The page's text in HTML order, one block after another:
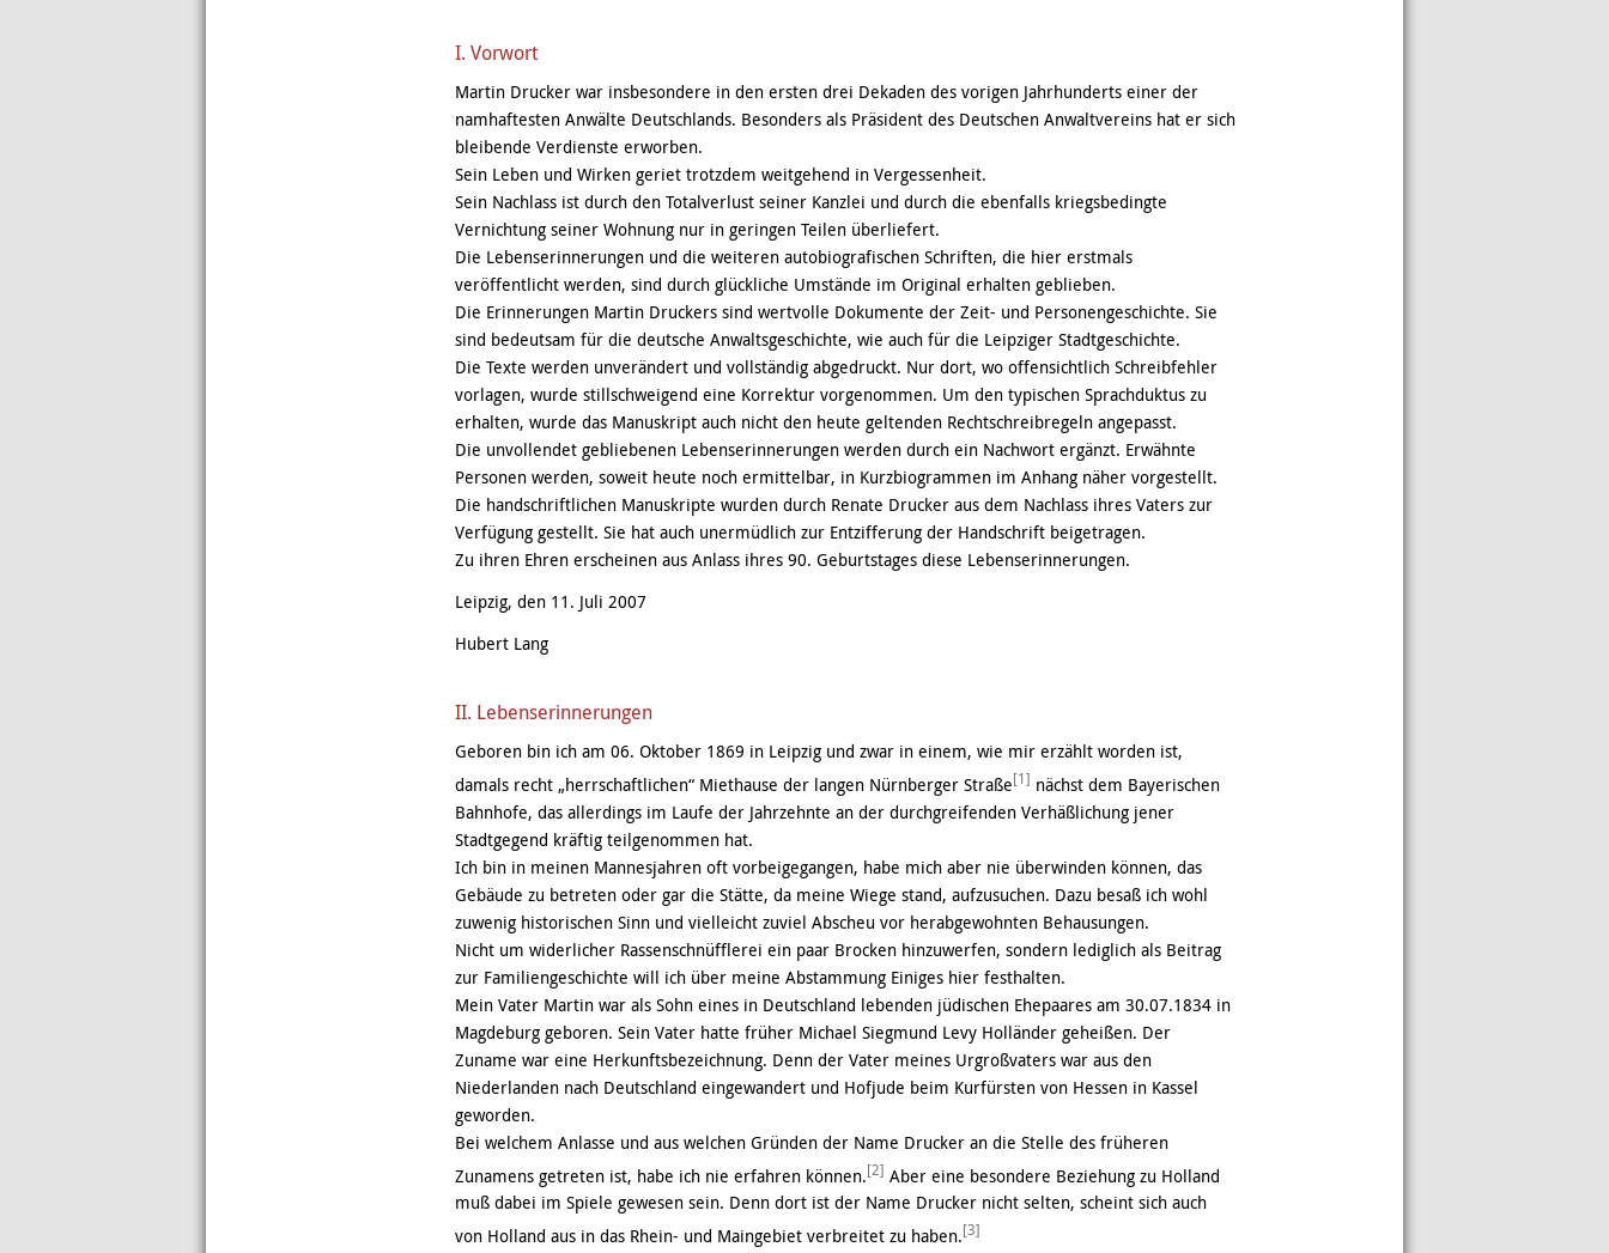
I. Vorwort
Martin Drucker war insbesondere in den ersten drei Dekaden des vorigen Jahrhunderts einer der
namhaftesten Anwälte Deutschlands. Besonders als Präsident des Deutschen Anwaltvereins hat er sich
bleibende Verdienste erworben.
Sein Leben und Wirken geriet trotzdem weitgehend in Vergessenheit.
Sein Nachlass ist durch den Totalverlust seiner Kanzlei und durch die ebenfalls kriegsbedingte
Vernichtung seiner Wohnung nur in geringen Teilen überliefert.
Die Lebenserinnerungen und die weiteren autobiografischen Schriften, die hier erstmals
veröffentlicht werden, sind durch glückliche Umstände im Original erhalten geblieben.
Die Erinnerungen Martin Druckers sind wertvolle Dokumente der Zeit- und Personengeschichte. Sie
sind bedeutsam für die deutsche Anwaltsgeschichte, wie auch für die Leipziger Stadtgeschichte.
Die Texte werden unverändert und vollständig abgedruckt. Nur dort, wo offensichtlich Schreibfehler
vorlagen, wurde stillschweigend eine Korrektur vorgenommen. Um den typischen Sprachduktus zu
erhalten, wurde das Manuskript auch nicht den heute geltenden Rechtschreibregeln angepasst.
Die unvollendet gebliebenen Lebenserinnerungen werden durch ein Nachwort ergänzt. Erwähnte
Personen werden, soweit heute noch ermittelbar, in Kurzbiogrammen im Anhang näher vorgestellt.
Die handschriftlichen Manuskripte wurden durch Renate Drucker aus dem Nachlass ihres Vaters zur
Verfügung gestellt. Sie hat auch unermüdlich zur Entzifferung der Handschrift beigetragen.
Zu ihren Ehren erscheinen aus Anlass ihres 90. Geburtstages diese Lebenserinnerungen.
Leipzig, den 11. Juli 2007
Hubert Lang
II. Lebenserinnerungen
Geboren bin ich am 06. Oktober 1869 in Leipzig und zwar in einem, wie mir erzählt worden ist,
damals recht „herrschaftlichen“ Miethause der langen Nürnberger Straße[1] nächst dem Bayerischen
Bahnhofe, das allerdings im Laufe der Jahrzehnte an der durchgreifenden Verhäßlichung jener
Stadtgegend kräftig teilgenommen hat.
Ich bin in meinen Mannesjahren oft vorbeigegangen, habe mich aber nie überwinden können, das
Gebäude zu betreten oder gar die Stätte, da meine Wiege stand, aufzusuchen. Dazu besaß ich wohl
zuwenig historischen Sinn und vielleicht zuviel Abscheu vor herabgewohnten Behausungen.
Nicht um widerlicher Rassenschnüfflerei ein paar Brocken hinzuwerfen, sondern lediglich als Beitrag
zur Familiengeschichte will ich über meine Abstammung Einiges hier festhalten.
Mein Vater Martin war als Sohn eines in Deutschland lebenden jüdischen Ehepaares am 30.07.1834 in
Magdeburg geboren. Sein Vater hatte früher Michael Siegmund Levy Holländer geheißen. Der
Zuname war eine Herkunftsbezeichnung. Denn der Vater meines Urgroßvaters war aus den
Niederlanden nach Deutschland eingewandert und Hofjude beim Kurfürsten von Hessen in Kassel
geworden.
Bei welchem Anlasse und aus welchen Gründen der Name Drucker an die Stelle des früheren
Zunamens getreten ist, habe ich nie erfahren können.[2] Aber eine besondere Beziehung zu Holland
muß dabei im Spiele gewesen sein. Denn dort ist der Name Drucker nicht selten, scheint sich auch
von Holland aus in das Rhein- und Maingebiet verbreitet zu haben.[3]